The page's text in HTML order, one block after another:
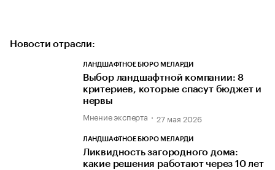
Новости отрасли:
ЛАНДШАФТНОЕ БЮРО МЕЛАРДИ
Выбор ландшафтной компании: 8
критериев, которые спасут бюджет и
нервы
Мнение эксперта 27 мая 2026
ЛАНДШАФТНОЕ БЮРО МЕЛАРДИ
Ликвидность загородного дома:
какие решения работают через 10 лет